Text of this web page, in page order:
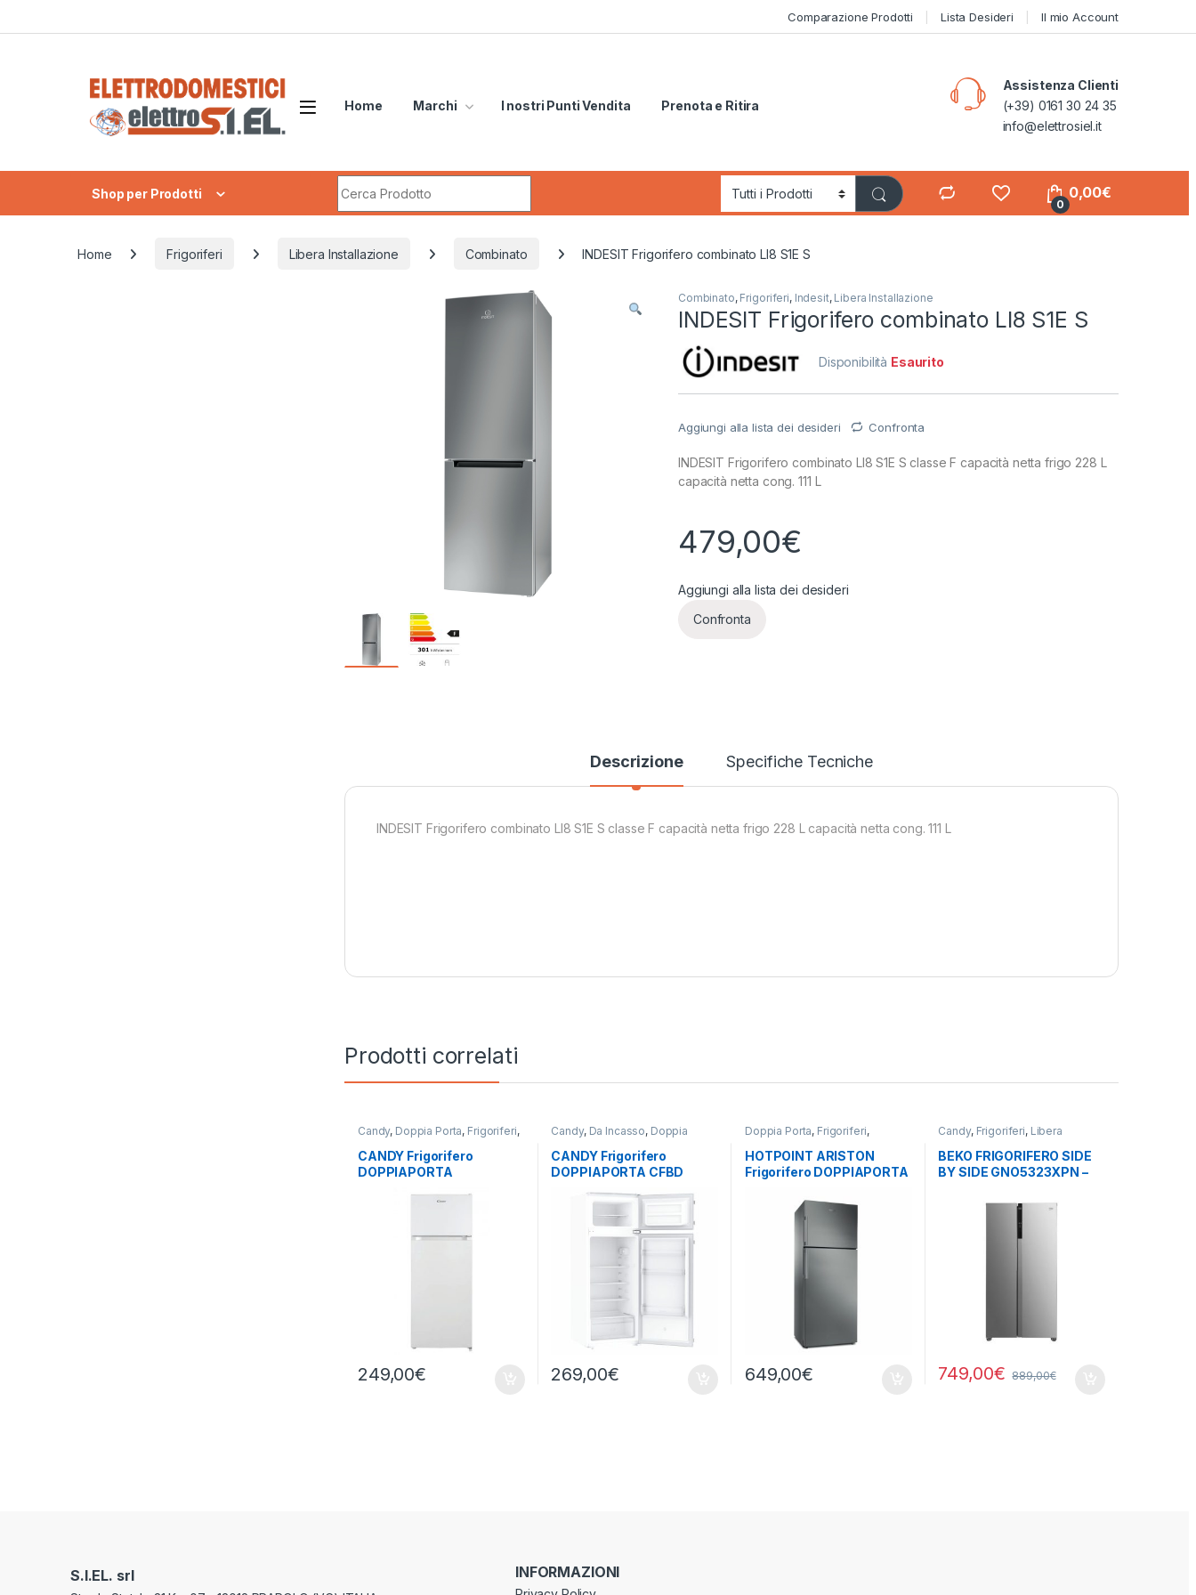
Comparazione Prodotti Lista Desideri Il mio Account
Home Marchi I nostri Punti Vendita Prenota e Ritira
Assistenza Clienti
(+39) 0161 30 24 35
info@elettrosiel.it
Shop per Prodotti
0
0,00€
Home Frigoriferi Libera Installazione Combinato INDESIT Frigorifero combinato LI8 S1E S
Combinato, Frigoriferi, Indesit, Libera Installazione
INDESIT Frigorifero combinato LI8 S1E S
Disponibilità Esaurito
Aggiungi alla lista dei desideri Confronta
INDESIT Frigorifero combinato LI8 S1E S classe F capacità netta frigo 228 L
capacità netta cong. 111 L
479,00€
Aggiungi alla lista dei desideri
Confronta
Descrizione Specifiche Tecniche
INDESIT Frigorifero combinato LI8 S1E S classe F capacità netta frigo 228 L capacità netta cong. 111 L
Prodotti correlati
Candy, Doppia Porta, Frigoriferi,
Libera Installazione
CANDY Frigorifero
DOPPIAPORTA
249,00€
Candy, Da Incasso, Doppia
,
CANDY Frigorifero
DOPPIAPORTA CFBD
269,00€
Doppia Porta, Frigoriferi,
Hotpoint Ariston
,Libera
Installazione
HOTPOINT ARISTON
Frigorifero DOPPIAPORTA
649,00€
Candy, Frigoriferi, Libera
Installazione
Porte
BEKO FRIGORIFERO SIDE
BY SIDE GNO5323XPN –
749,00€ 889,00€
S.I.EL. srl INFORMAZIONI